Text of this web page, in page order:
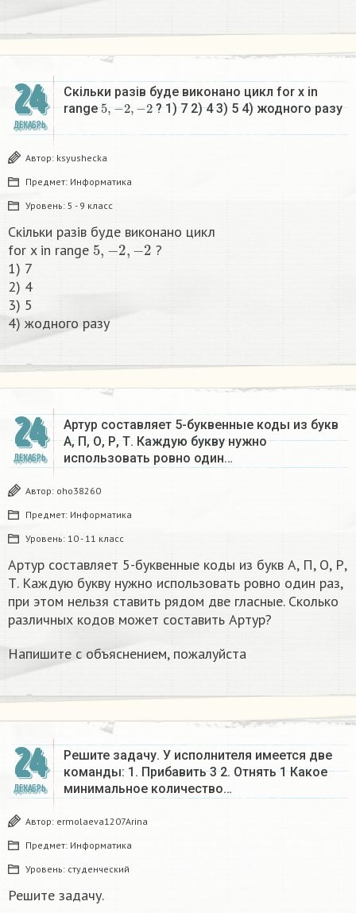
24
ДЕКАБРЬ
Скільки разів буде виконано цикл for x in
range5, −2,−2 ? 1) 7 2) 4 3) 5 4) жодного разу​
Автор: ksyushecka
Предмет: Информатика
Уровень: 5 - 9 класс
Скільки разів буде виконано цикл
for x in range 5,−2,−2
?
1) 7
2) 4
3) 5
4) жодного разу​
24
ДЕКАБРЬ
Артур составляет 5-буквенные коды из букв
А, П, О, Р, Т. Каждую букву нужно
использовать ровно один…
Автор: oho38260
Предмет: Информатика
Уровень: 10 - 11 класс
Артур составляет 5-буквенные коды из букв А, П, О, Р,
Т. Каждую букву нужно использовать ровно один раз,
при этом нельзя ставить рядом две гласные. Сколько
различных кодов может составить Артур?
Напишите с объяснением, пожалуйста
24
ДЕКАБРЬ
Решите задачу. У исполнителя имеется две
команды: 1. Прибавить 3 2. Отнять 1 Какое
минимальное количество…
Автор: ermolaeva1207Arina
Предмет: Информатика
Уровень: студенческий
Решите задачу.